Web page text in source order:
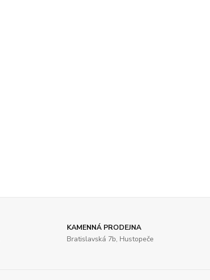
KAMENNÁ PRODEJNA
Bratislavská 7b, Hustopeče